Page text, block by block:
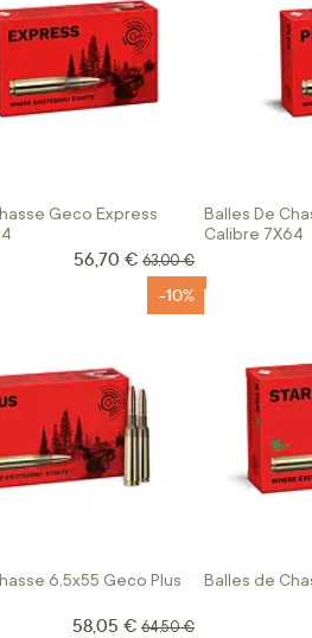
Geco Express
Prix Spécial
56,70 € Prix normal
63,00 €
Balles De
Calibre 7X64
6,5x55 Geco Plus
-10%
Prix Spécial
58,05 € Prix normal
64,50 €
Balles de